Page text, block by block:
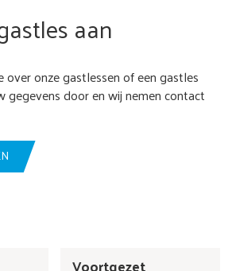
aan
onze gastlessen of een gastles
gegevens door en wij nemen contact